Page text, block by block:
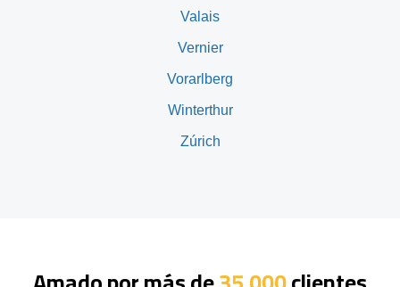
Valais
Vernier
Vorarlberg
Winterthur
Zúrich